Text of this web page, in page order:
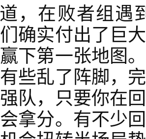
，在败者组遇
确实付出了巨
下第一张地图
些乱了阵脚，
队，只要你在
拿分。有不少